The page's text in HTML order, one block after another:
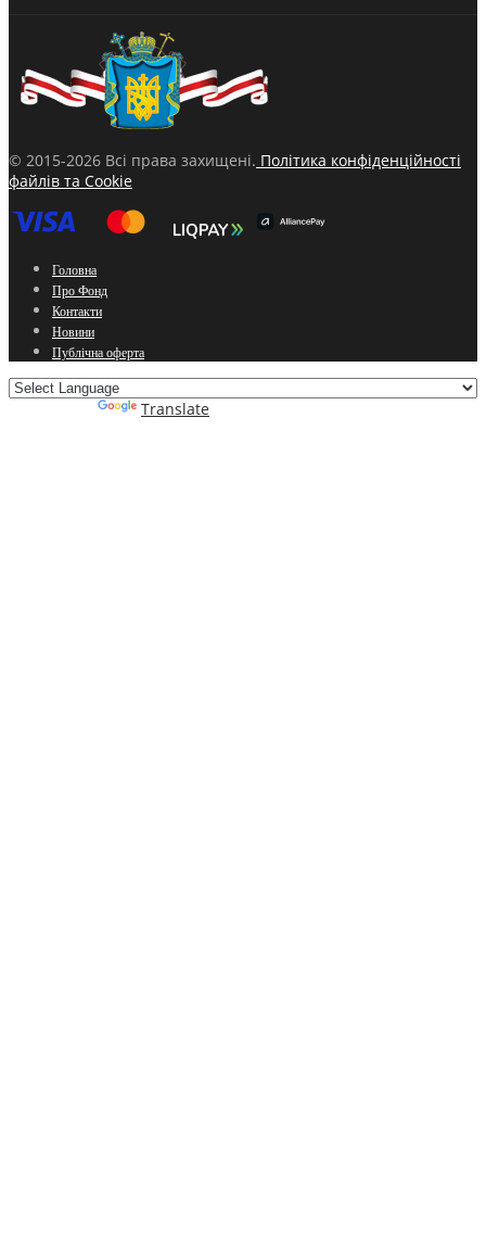
© 2015-2026 Всі права захищені. Політика конфіденційності
файлів та Cookie
Головна
Про Фонд
Контакти
Новини
Публічна оферта
Translate